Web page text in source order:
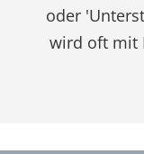
oder
wird oft mit